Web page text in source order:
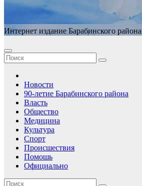
Интернет издание Барабинского района
Новости
90-летие Барабинского района
Власть
Общество
Медицина
Культура
Спорт
Происшествия
Помошь
Официально